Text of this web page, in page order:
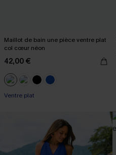
Maillot de bain une pièce ventre plat
col cœur néon
42,00 €
Ventre plat